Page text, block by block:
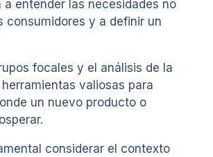
entender las necesidades no
consumidores y a definir un
focales y el análisis de la
valiosas para
un nuevo producto o
considerar el contexto